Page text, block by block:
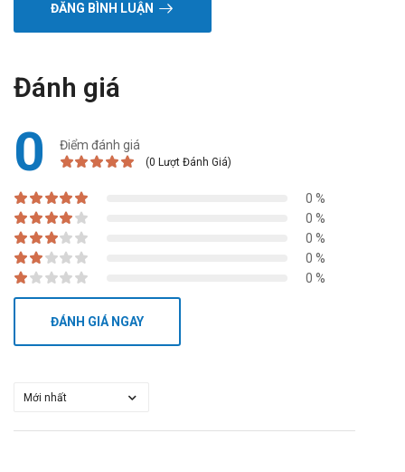
ĐĂNG BÌNH LUẬN
Đánh giá
0 Điểm đánh giá
(0 Lượt Đánh Giá)
0 %
0 %
0 %
0 %
0 %
ĐÁNH GIÁ NGAY